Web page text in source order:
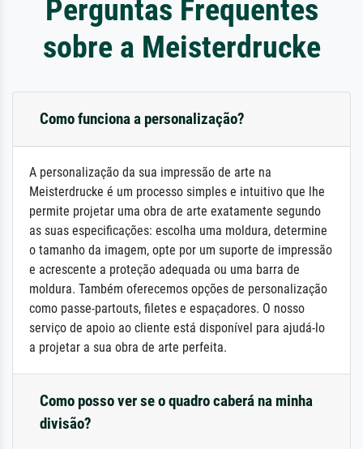
Perguntas Frequentes
sobre a Meisterdrucke
Como funciona a personalização?
A personalização da sua impressão de arte na
Meisterdrucke é um processo simples e intuitivo que lhe
permite projetar uma obra de arte exatamente segundo
as suas especificações: escolha uma moldura, determine
o tamanho da imagem, opte por um suporte de impressão
e acrescente a proteção adequada ou uma barra de
moldura. Também oferecemos opções de personalização
como passe-partouts, filetes e espaçadores. O nosso
serviço de apoio ao cliente está disponível para ajudá-lo
a projetar a sua obra de arte perfeita.
Como posso ver se o quadro caberá na minha
divisão?